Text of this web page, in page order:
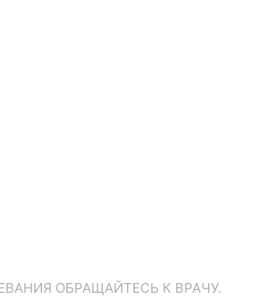
ОБРАЩАЙТЕСЬ К ВРАЧУ.